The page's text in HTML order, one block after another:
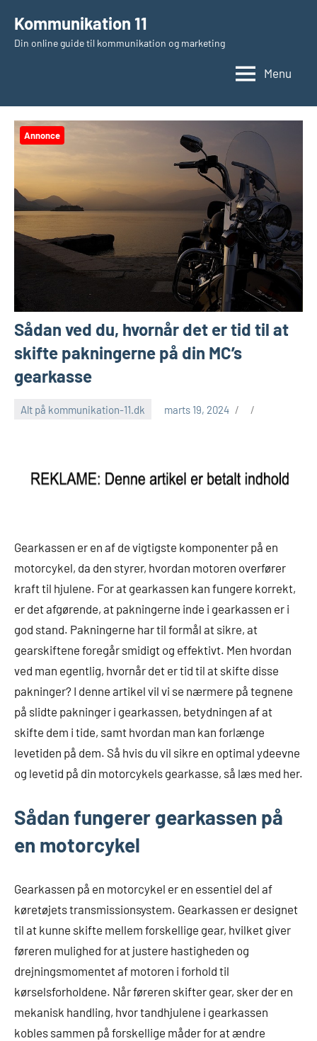
indhold
Kommunikation 11
Din online guide til kommunikation og marketing
Menu
Annonce
Sådan ved du, hvornår det er tid til at
skifte pakningerne på din MC’s
gearkasse
Alt på kommunikation-11.dk marts 19, 2024
Gearkassen er en af de vigtigste komponenter på en
motorcykel, da den styrer, hvordan motoren overfører
kraft til hjulene. For at gearkassen kan fungere korrekt,
er det afgørende, at pakningerne inde i gearkassen er i
god stand. Pakningerne har til formål at sikre, at
gearskiftene foregår smidigt og effektivt. Men hvordan
ved man egentlig, hvornår det er tid til at skifte disse
pakninger? I denne artikel vil vi se nærmere på tegnene
på slidte pakninger i gearkassen, betydningen af at
skifte dem i tide, samt hvordan man kan forlænge
levetiden på dem. Så hvis du vil sikre en optimal ydeevne
og levetid på din motorcykels gearkasse, så læs med her.
Sådan fungerer gearkassen på
en motorcykel
Gearkassen på en motorcykel er en essentiel del af
køretøjets transmissionsystem. Gearkassen er designet
til at kunne skifte mellem forskellige gear, hvilket giver
føreren mulighed for at justere hastigheden og
drejningsmomentet af motoren i forhold til
kørselsforholdene. Når føreren skifter gear, sker der en
mekanisk handling, hvor tandhjulene i gearkassen
kobles sammen på forskellige måder for at ændre